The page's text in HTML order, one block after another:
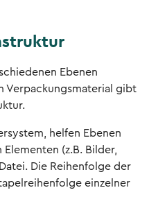
Ebenen
Verpackungsmaterial gibt
helfen Ebenen
(z.B. Bilder,
Die Reihenfolge der
einzelner